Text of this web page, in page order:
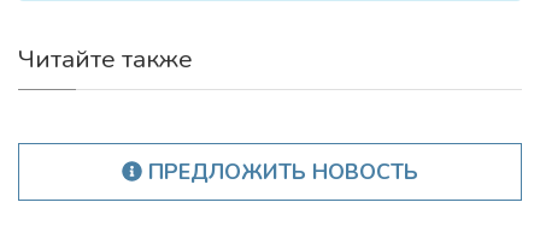
Читайте также
ПРЕДЛОЖИТЬ НОВОСТЬ